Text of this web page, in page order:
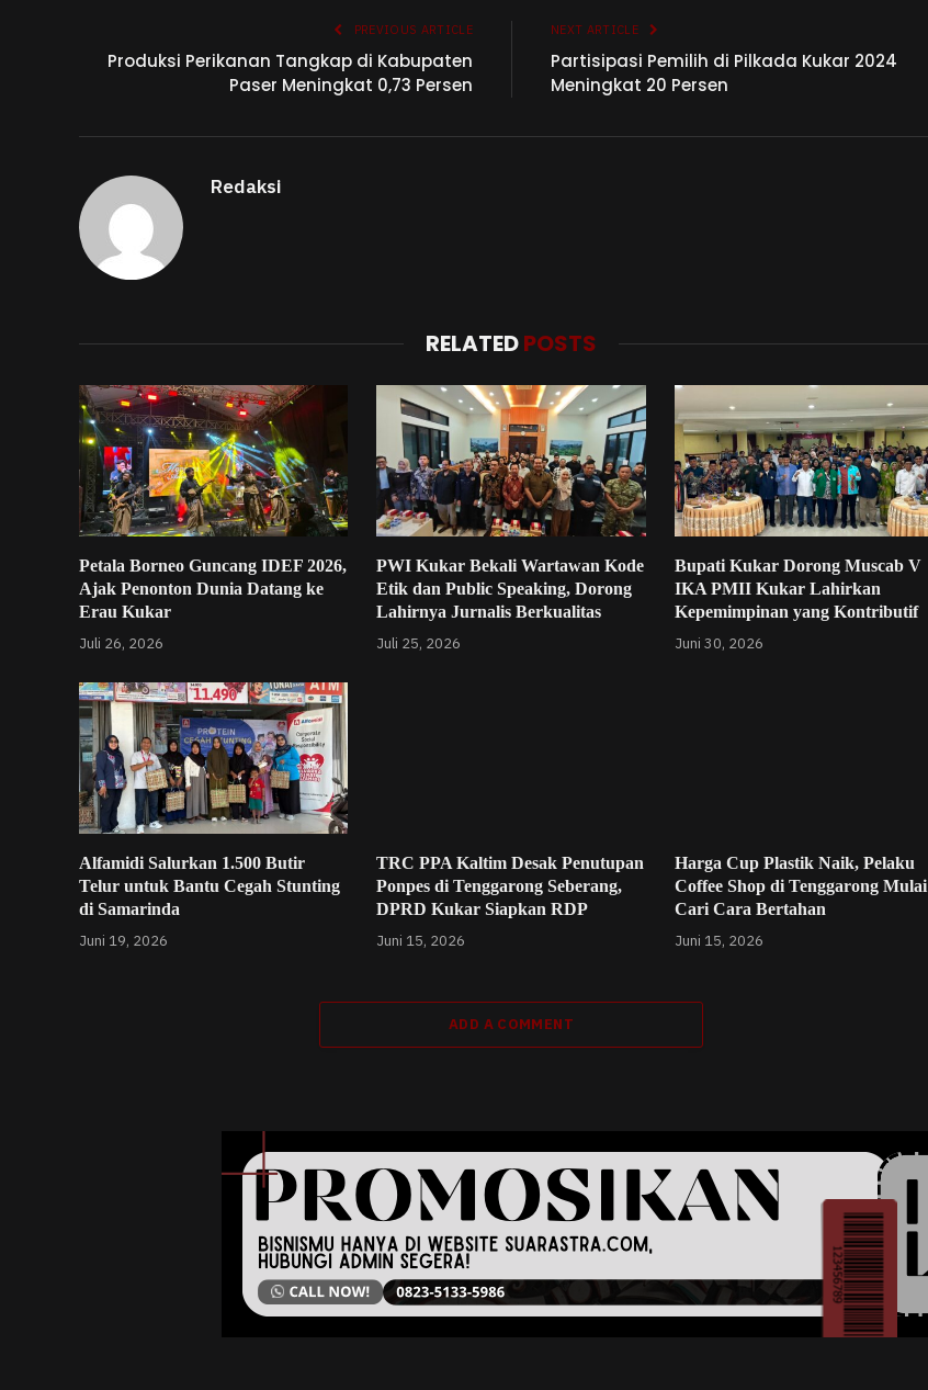
PREVIOUS ARTICLE
Produksi Perikanan Tangkap di Kabupaten
Paser Meningkat 0,73 Persen
NEXT ARTICLE
Partisipasi Pemilih di Pilkada Kukar 2024
Meningkat 20 Persen
Redaksi
RELATEDPOSTS
Petala Borneo Guncang IDEF 2026,
Ajak Penonton Dunia Datang ke
Erau Kukar
Juli 26, 2026
PWI Kukar Bekali Wartawan Kode
Etik dan Public Speaking, Dorong
Lahirnya Jurnalis Berkualitas
Juli 25, 2026
Bupati Kukar Dorong Muscab V
IKA PMII Kukar Lahirkan
Kepemimpinan yang Kontributif
Juni 30, 2026
Alfamidi Salurkan 1.500 Butir
Telur untuk Bantu Cegah Stunting
di Samarinda
Juni 19, 2026
TRC PPA Kaltim Desak Penutupan
Ponpes di Tenggarong Seberang,
DPRD Kukar Siapkan RDP
Juni 15, 2026
Harga Cup Plastik Naik, Pelaku
Coffee Shop di Tenggarong Mulai
Cari Cara Bertahan
Juni 15, 2026
ADD A COMMENT